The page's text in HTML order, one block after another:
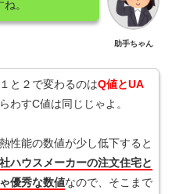
助手ちゃん
。
と２で変わるのはQ値とUA
わすC値は同じじゃよ。
性能の数値が少し低下すると
ハウスメーカーの注文住宅と
優秀な数値なので、そこまで